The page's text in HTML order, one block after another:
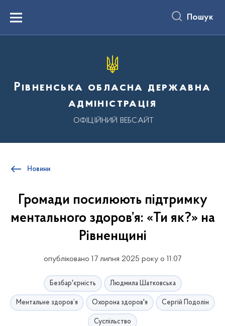
вмістуMenu Пошук
Рівненська обласна державна
адміністрація
ОФІЦІЙНИЙ ВЕБСАЙТ
Новини
Громади посилюють підтримку
ментального здоров’я: «Ти як?» на
Рівненщині
опубліковано 17 липня 2025 року о 11:07
Безбар'єрність Людмила Шатковська
Ментальне здоров’я Охорона здоров'я Сергій Подолін
Суспільство